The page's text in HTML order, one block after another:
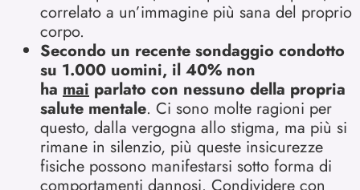
correlato a un’immagine più sana del proprio
corpo.
Secondo un recente sondaggio condotto
su 1.000 uomini, il 40% non
ha mai parlato con nessuno della propria
salute mentale. Ci sono molte ragioni per
questo, dalla vergogna allo stigma, ma più si
rimane in silenzio, più queste insicurezze
fisiche possono manifestarsi sotto forma di